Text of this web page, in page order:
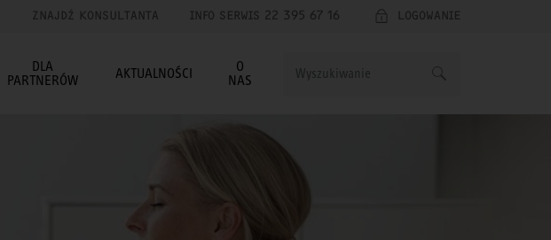
ZNAJDŹ KONSULTANTA INFO SERWIS 22 395 67 16 LOGOWANIE
DLA
PARTNERÓW
AKTUALNOŚCI
O
NAS